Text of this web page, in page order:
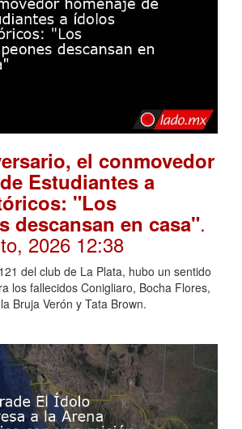
el conmovedor
Estudiantes a
"Los
descansan en casa".
2026 12:38
del club de La Plata, hubo un sentido
los fallecidos Conigliaro, Bocha Flores,
Bruja Verón y Tata Brown.